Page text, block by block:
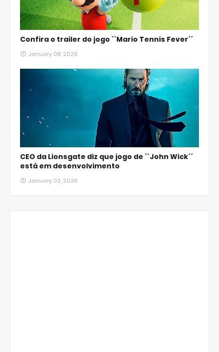
Confira o trailer do jogo ``Mario Tennis Fever´´
January 08, 2026
CEO da Lionsgate diz que jogo de ``John Wick´´
está em desenvolvimento
January 02, 2026